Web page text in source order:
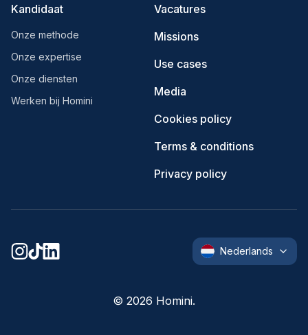
Kandidaat
Onze methode
Onze expertise
Onze diensten
Werken bij Homini
Vacatures
Missions
Use cases
Media
Cookies policy
Terms & conditions
Privacy policy
© 2026 Homini.
Nederlands